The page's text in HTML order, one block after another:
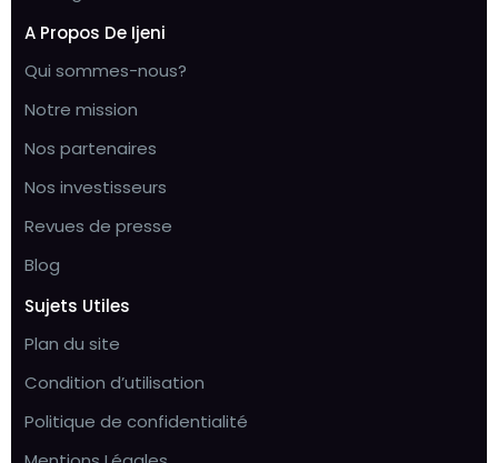
A Propos De Ijeni
Qui sommes-nous?
Notre mission
Nos partenaires
Nos investisseurs
Revues de presse
Blog
Sujets Utiles
Plan du site
Condition d’utilisation
Politique de confidentialité